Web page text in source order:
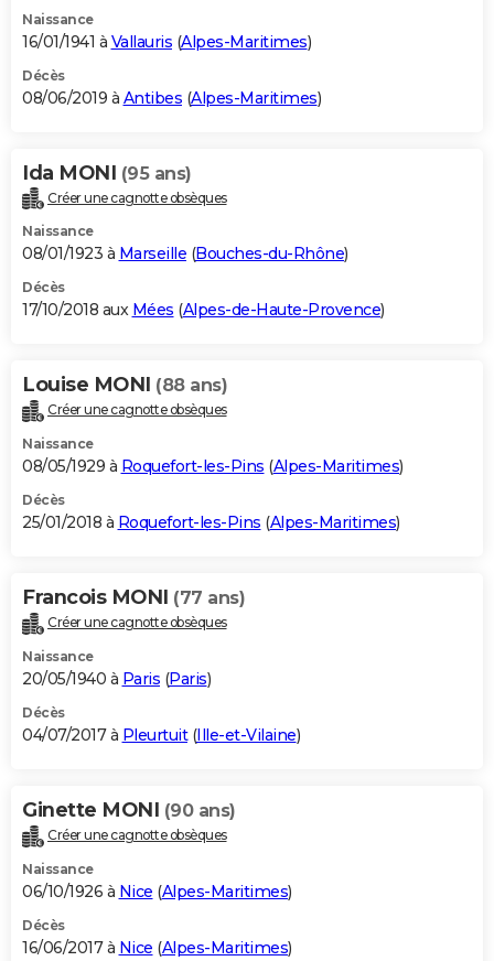
Naissance
16/01/1941 à Vallauris (Alpes-Maritimes)
Décès
08/06/2019 à Antibes (Alpes-Maritimes)
Ida MONI (95 ans)
Créer une cagnotte obsèques
Naissance
08/01/1923 à Marseille (Bouches-du-Rhône)
Décès
17/10/2018 aux Mées (Alpes-de-Haute-Provence)
Louise MONI (88 ans)
Créer une cagnotte obsèques
Naissance
08/05/1929 à Roquefort-les-Pins (Alpes-Maritimes)
Décès
25/01/2018 à Roquefort-les-Pins (Alpes-Maritimes)
Francois MONI (77 ans)
Créer une cagnotte obsèques
Naissance
20/05/1940 à Paris (Paris)
Décès
04/07/2017 à Pleurtuit(Ille-et-Vilaine)
Ginette MONI (90 ans)
Créer une cagnotte obsèques
Naissance
06/10/1926 à Nice (Alpes-Maritimes)
Décès
16/06/2017 à Nice (Alpes-Maritimes)